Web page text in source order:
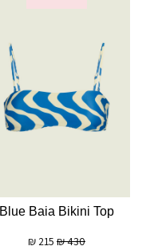
Blue Baia Bikini Top
430
₪
215
₪